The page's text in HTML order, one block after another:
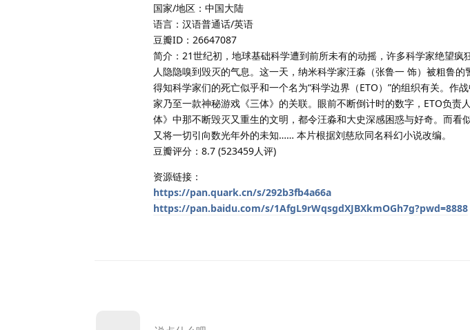
国家/地区：中国大陆
语言：汉语普通话/英语
豆瓣ID：26647087
简介：21世纪初，地球基础科学遭到前所未有的动摇，许多科学家绝望
人隐隐嗅到毁灭的气息。这一天，纳米科学家汪淼（张鲁一 饰）被粗鲁
得知科学家们的死亡似乎和一个名为“科学边界（ETO）”的组织有关。作
家乃至一款神秘游戏《三体》的关联。眼前不断倒计时的数字，ETO负责
体》中那不断毁灭又重生的文明，都令汪淼和大史深感困惑与好奇。而看
又将一切引向数光年外的未知…… 本片根据刘慈欣同名科幻小说改编。
豆瓣评分：8.7 (523459人评)
资源链接：
https://pan.quark.cn/s/292b3fb4a66a
https://pan.baidu.com/s/1AfgL9rWqsgdXJBXkmOGh7g?pwd=8888